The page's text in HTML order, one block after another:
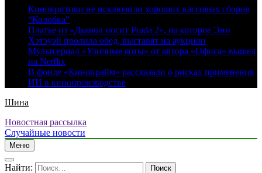
Кинокритики не исключили хороших кассовых сборов
“Колобка”
Платье из «Дьявол носит Prada 2», на которое Энн
Хэтэуэй пролила обед, выставят на аукцион
Мультсериал «Уличные коты» от автора «Офиса» вышел
на Netflix
В фонде «Кинопрайм» рассказали о рисках применения
ИИ в кинопроизводстве
Шина
Новостная рассылка
Случайные новости
Меню
Найти: